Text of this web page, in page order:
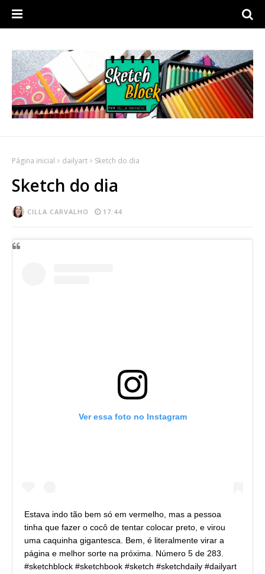
Página inicial dailyart Sketch do dia
Sketch do dia
CILLA CARVALHO 17:44
Ver essa foto no Instagram
Estava indo tão bem só em vermelho, mas a pessoa
tinha que fazer o cocô de tentar colocar preto, e virou
uma caquinha gigantesca. Bem, é literalmente virar a
página e melhor sorte na próxima. Número 5 de 283.
#sketchblock #sketchbook #sketch #sketchdaily #dailyart